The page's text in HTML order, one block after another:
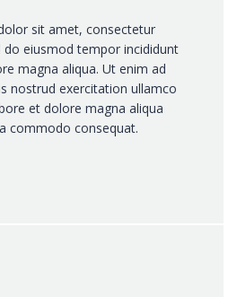
sit amet, consectetur
do eiusmod tempor incididunt
magna aliqua. Ut enim ad
nostrud exercitation ullamco
et dolore magna aliqua
commodo consequat.